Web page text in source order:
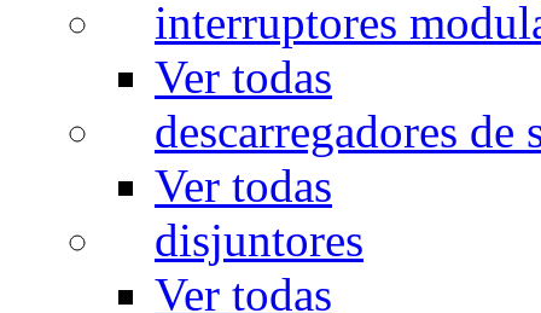
interruptores
Ver todas
descarregadores de
Ver todas
disjuntores
Ver todas